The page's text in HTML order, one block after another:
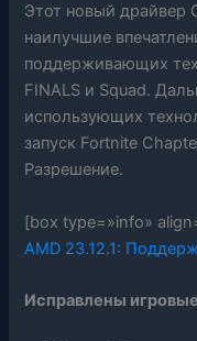
Этот новый драйвер
наилучшие
поддерживающих
FINALS и Squad.
использующих
запуск Fortnite
Разрешение.
[box type=»info»
AMD 23.12.1:
Исправлены